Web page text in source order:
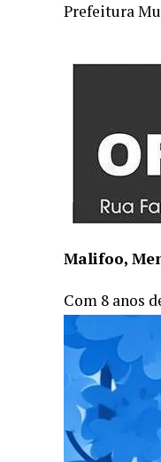
Prefeitura
Malifoo,
Com 8 anos
devolver o
penúltimo
no Spotify e
Em outubro
conquistou a